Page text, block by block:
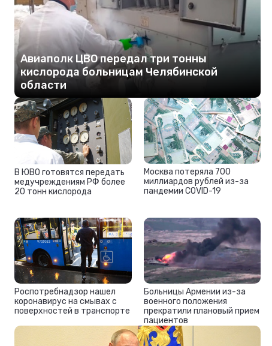
Авиаполк ЦВО передал три тонны
кислорода больницам Челябинской
области
В ЮВО готовятся передать
медучреждениям РФ более
20 тонн кислорода
Москва потеряла 700
миллиардов рублей из-за
пандемии COVID-19
Роспотребнадзор нашел
коронавирус на смывах с
поверхностей в транспорте
Больницы Армении из-за
военного положения
прекратили плановый прием
пациентов